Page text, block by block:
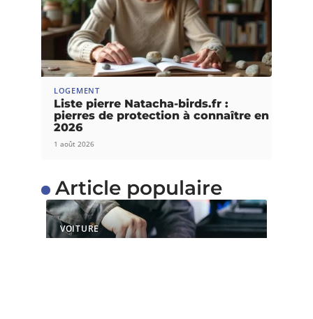
LOGEMENT
Liste pierre Natacha-birds.fr :
pierres de protection à connaître en
2026
1 août 2026
Article populaire
VOITURE